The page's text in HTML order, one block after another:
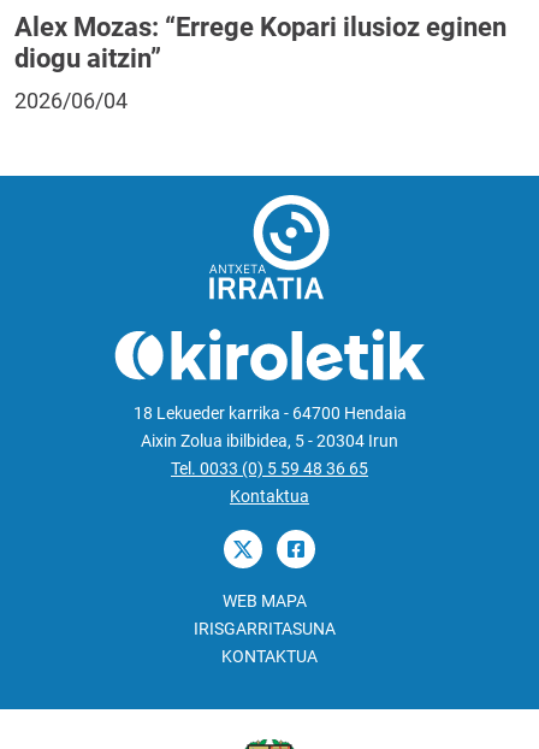
Alex Mozas: “Errege Kopari ilusioz eginen
diogu aitzin”
2026/06/04
18 Lekueder karrika - 64700 Hendaia
Aixin Zolua ibilbidea, 5 - 20304 Irun
Tel. 0033 (0) 5 59 48 36 65
Kontaktua
WEB MAPA
IRISGARRITASUNA
KONTAKTUA